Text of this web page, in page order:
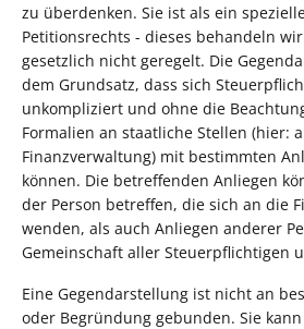
zu überdenken. Sie ist als ein
Petitionsrechts - dieses behandeln
gesetzlich nicht geregelt. Die
dem Grundsatz, dass sich
unkompliziert und ohne die
Formalien an staatliche Stellen (hier:
Finanzverwaltung) mit bestimmten
können. Die betreffenden Anliegen
der Person betreffen, die sich an die
wenden, als auch Anliegen anderer
Gemeinschaft aller Steuerpflichtigen
Eine Gegendarstellung ist nicht an
oder Begründung gebunden. Sie